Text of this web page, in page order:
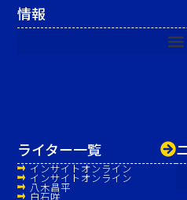
ライター一覧
インサイトオンライン
インサイトオンライン
八木昌平
白石咲
情報